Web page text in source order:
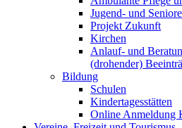
Jugend- und
Projekt Zukunft
Kirchen
Anlauf- und
(drohender)
Bildung
Schulen
Kindertagesstätten
Online Anmeldung